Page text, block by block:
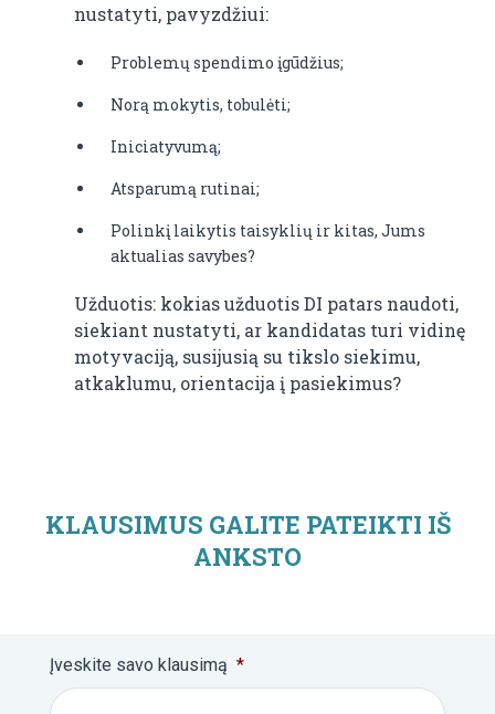
nustatyti, pavyzdžiui:
Problemų spendimo įgūdžius;
Norą mokytis, tobulėti;
Iniciatyvumą;
Atsparumą rutinai;
Polinkį laikytis taisyklių ir kitas, Jums
aktualias savybes?
Užduotis: kokias užduotis DI patars naudoti,
siekiant nustatyti, ar kandidatas turi vidinę
motyvaciją, susijusią su tikslo siekimu,
atkaklumu, orientacija į pasiekimus?
KLAUSIMUS GALITE PATEIKTI IŠ
ANKSTO
Įveskite savo klausimą *